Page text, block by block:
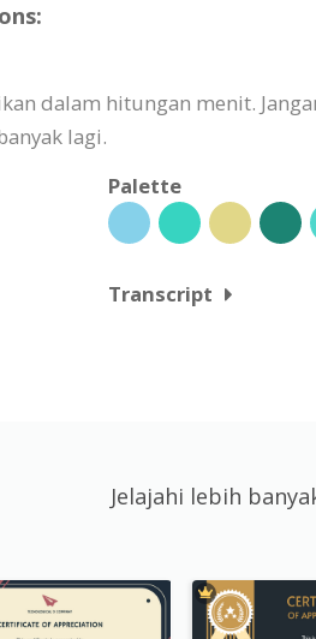
dalam hitungan menit.
lagi.
Palette
Transcript
Jelajahi lebih